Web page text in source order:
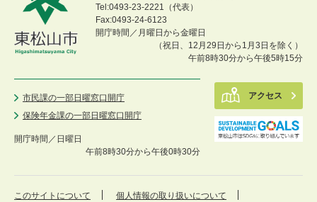
Tel:0493-23-2221（代表）
Fax:0493-24-6123
開庁時間／月曜日から金曜日
（祝日、12月29日から1月3日を除く）
午前8時30分から午後5時15分
市民課の一部日曜窓口開庁
保険年金課の一部日曜窓口開庁
開庁時間／ 日曜日
午前8時30分から午後0時30分
アクセス
このサイトについて
個人情報の取り扱いについて